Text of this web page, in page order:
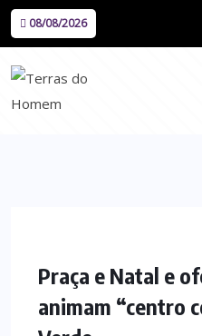
08/08/2026
Praça e Natal e
animam “centro